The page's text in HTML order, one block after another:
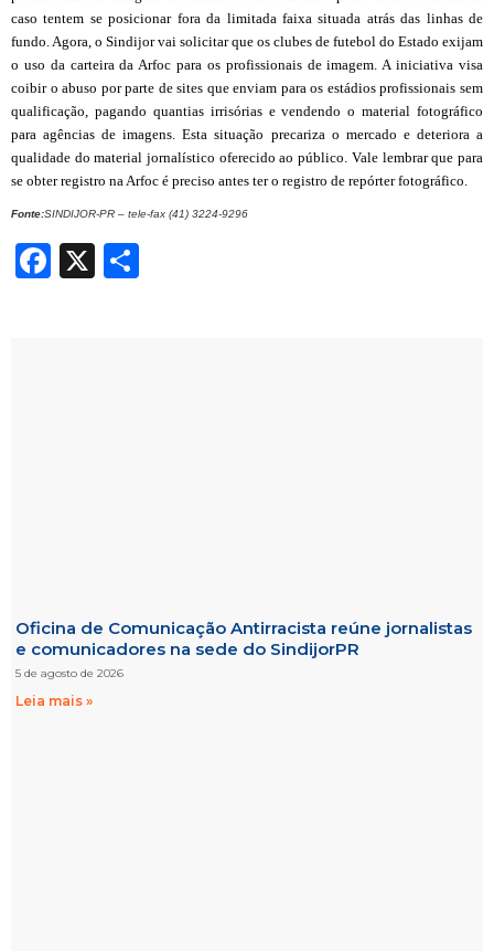
caso tentem se posicionar fora da limitada faixa situada atrás das linhas de
fundo. Agora, o Sindijorvai solicitar que os clubes de futebol do Estado exijam
o uso da carteira da Arfoc para os profissionais de imagem. A iniciativa visa
coibir o abuso por parte de sites que enviam para os estádios profissionais sem
qualificação, pagando quantias irrisórias e vendendo o material fotográfico
para agências de imagens. Esta situação precariza o mercado e deteriora a
qualidade do material jornalístico oferecido ao público. Vale lembrar que para
se obter registro na Arfoc é preciso antes ter o registro de repórter fotográfico.
Fonte:SINDIJOR-PR – tele-fax (41) 3224-9296
Facebook
X
Oficina de Comunicação Antirracista reúne jornalistas
e comunicadores na sede do SindijorPR
5 de agosto de 2026
Leia mais »